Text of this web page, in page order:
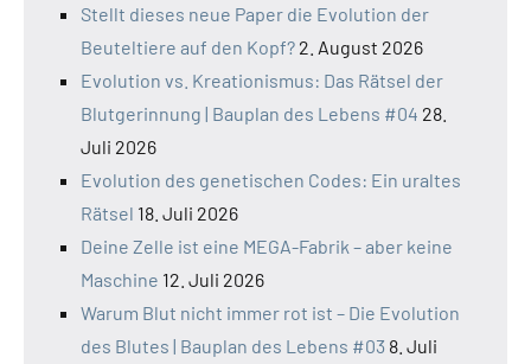
Stellt dieses neue Paper die Evolution der
Beuteltiere auf den Kopf? 2. August 2026
Evolution vs. Kreationismus: Das Rätsel der
Blutgerinnung | Bauplan des Lebens #04 28.
Juli 2026
Evolution des genetischen Codes: Ein uraltes
Rätsel 18. Juli 2026
Deine Zelle ist eine MEGA-Fabrik – aber keine
Maschine 12. Juli 2026
Warum Blut nicht immer rot ist – Die Evolution
des Blutes | Bauplan des Lebens #03 8. Juli